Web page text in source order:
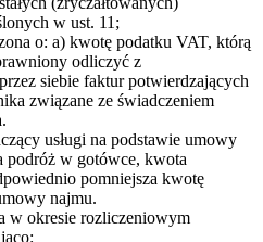
w ust. 11;
o: a) kwotę podatku VAT, którą
odliczyć z
siebie faktur potwierdzających
związane ze świadczeniem
usługi na podstawie umowy
podróż w gotówce, kwota
pomniejsza kwotę
najmu.
w okresie rozliczeniowym